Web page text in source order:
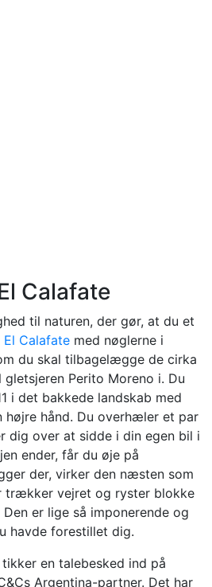
Calafate
til naturen, der gør, at du et
El Calafate med nøglerne i
du skal tilbagelægge de cirka
Perito Moreno i. Du
i det bakkede landskab med
højre hånd. Du overhæler et par
dig over at sidde i din egen bil i
ender, får du øje på
der, virker den næsten som
trækker vejret og ryster blokke
er lige så imponerende og
havde forestillet dig.
en talebesked ind på
Argentina-partner. Det har